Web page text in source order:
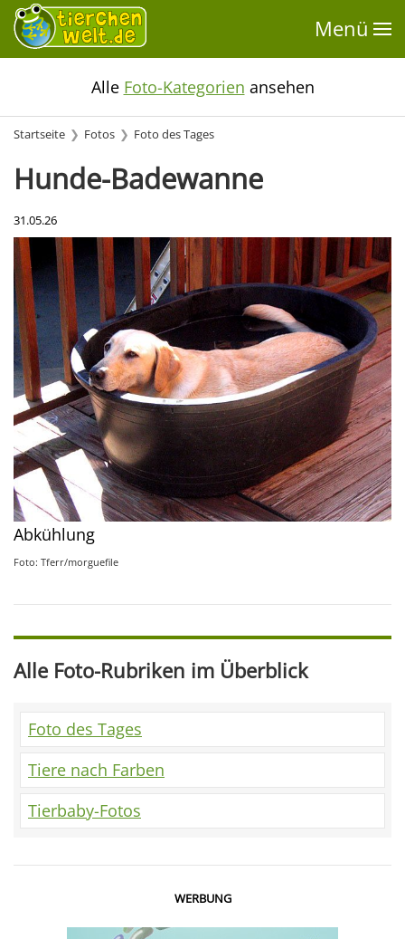
Menü
Alle Foto-Kategorien ansehen
Startseite Fotos Foto des Tages
Hunde-Badewanne
31.05.26
Abkühlung
Foto: Tferr/morguefile
Alle Foto-Rubriken im Überblick
Foto des Tages
Tiere nach Farben
Tierbaby-Fotos
WERBUNG